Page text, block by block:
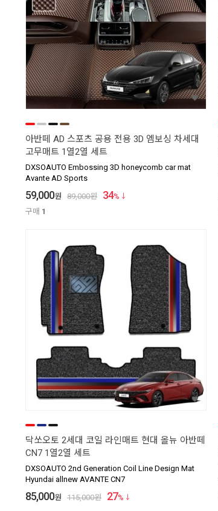
아반떼 AD 스포츠 공용 전용 3D 엠보싱 차세대
고무매트 1열2열 세트
DXSOAUTO Embossing 3D honeycomb car mat
Avante AD Sports
59,000원 89,000원 34%
구매 1
닥쏘오토 2세대 코일 라인매트 현대 올뉴 아반떼
CN7 1열2열 세트
DXSOAUTO 2nd Generation Coil Line Design Mat
Hyundai allnew AVANTE CN7
85,000원 115,000원 27%